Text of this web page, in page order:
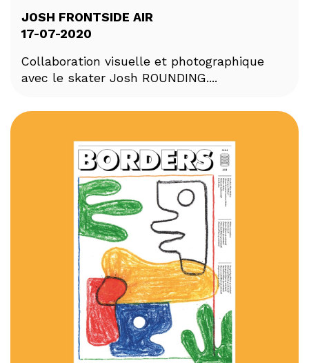
JOSH FRONTSIDE AIR
17-07-2020
Collaboration visuelle et photographique
avec le skater Josh ROUNDING....